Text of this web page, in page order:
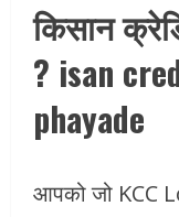
किसान
? isan
phayade
आपको जो KCC